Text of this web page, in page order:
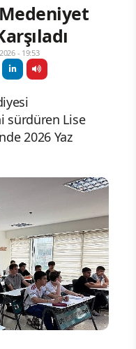
Medeniyet
- 19:53
sürdüren Lise
2026 Yaz